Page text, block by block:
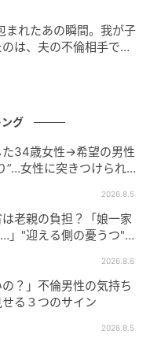
れたあの瞬間。我が子
は、夫の不倫相手でし
グ
た34歳女性→希望の男性
”…女性に突きつけられた
2026.8.5
老親の負担？「娘一家
」"迎える側の憂うつ"の
2026.8.6
の？」不倫男性の気持ち
る３つのサイン
2026.8.5